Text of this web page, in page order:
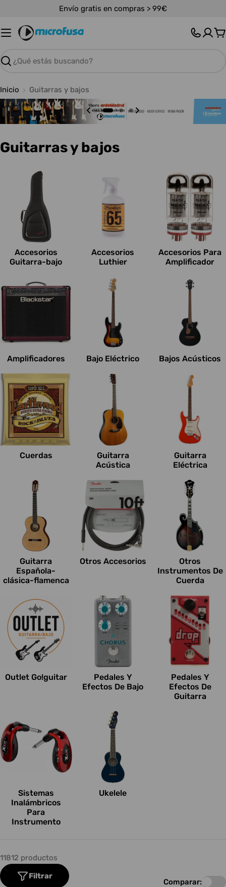
contenido
Envío gratis en compras > 99€
Buscar
Inicio Guitarras y bajos
C
e
s
:
Guitarras y bajos
Accesorios
Guitarra-bajo
Accesorios
Luthier
Accesorios Para
Amplificador
Amplificadores Bajo Eléctrico Bajos Acústicos
Cuerdas
Guitarra
Acústica
Guitarra
Eléctrica
Guitarra
Española-
clásica-flamenca
Otros Accesorios
Otros
Instrumentos De
Cuerda
Outlet Go!guitar
Pedales Y
Efectos De Bajo
Pedales Y
Efectos De
Guitarra
Sistemas
Inalámbricos
Para
Instrumento
Ukelele
11812 productos
Filtrar
Comparar: